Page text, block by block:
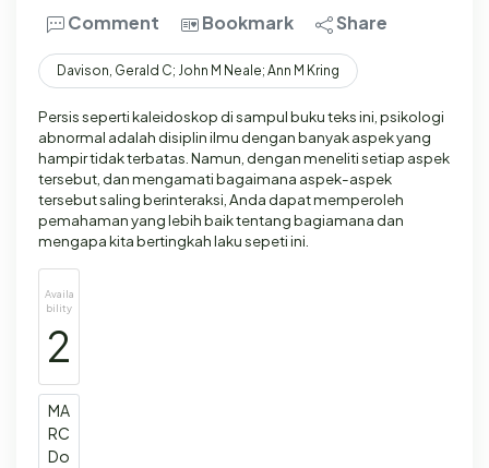
Comment Bookmark Share
Davison, Gerald C; John M Neale; Ann M Kring
Persis seperti kaleidoskop di sampul buku teks ini, psikologi
abnormal adalah disiplin ilmu dengan banyak aspek yang
hampir tidak terbatas. Namun, dengan meneliti setiap aspek
tersebut, dan mengamati bagaimana aspek-aspek
tersebut saling berinteraksi, Anda dapat memperoleh
pemahaman yang lebih baik tentang bagiamana dan
mengapa kita bertingkah laku sepeti ini.
Availa
bility
2
MA
RC
Do